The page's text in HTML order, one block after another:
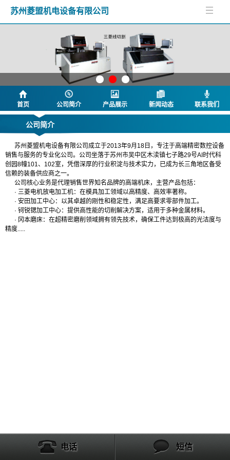
苏州菱盟机电设备有限公司
首页 公司简介 产品展示 新闻动态 联系我们
公司简介
苏州菱盟机电设备有限公司成立于2013年9月18日，专注于高端精密数控设备
销售与服务的专业化公司。公司坐落于苏州市吴中区木渎镇七子路29号AI时代科
创园8幢101、102室，凭借深厚的行业积淀与技术实力，已成为长三角地区备受
信赖的装备供应商之一。
公司核心业务是代理销售世界知名品牌的高端机床，主营产品包括：
· 三菱电机放电加工机：在模具加工领域以高精度、高效率著称。
· 安田加工中心：以其卓越的刚性和稳定性，满足高要求零部件加工。
· 钶锐锶加工中心：提供高性能的切削解决方案，适用于多种金属材料。
· 冈本磨床：在超精密磨削领域拥有领先技术，确保工件达到极高的光洁度与
精度.....
电话 短信